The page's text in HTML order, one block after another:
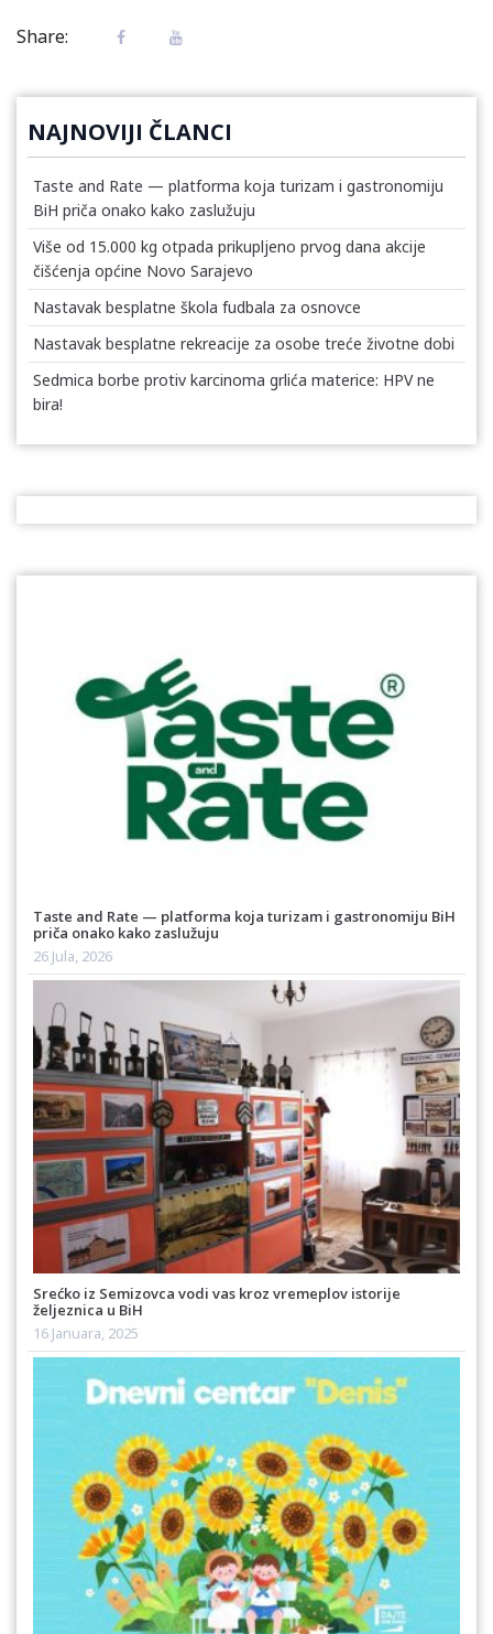
Share:
NAJNOVIJI ČLANCI
Taste and Rate — platforma koja turizam i gastronomiju
BiH priča onako kako zaslužuju
Više od 15.000 kg otpada prikupljeno prvog dana akcije
čišćenja općine Novo Sarajevo
Nastavak besplatne škola fudbala za osnovce
Nastavak besplatne rekreacije za osobe treće životne dobi
Sedmica borbe protiv karcinoma grlića materice: HPV ne
bira!
Taste and Rate — platforma koja turizam i gastronomiju BiH
priča onako kako zaslužuju
26 Jula, 2026
Srećko iz Semizovca vodi vas kroz vremeplov istorije
željeznica u BiH
16 Januara, 2025